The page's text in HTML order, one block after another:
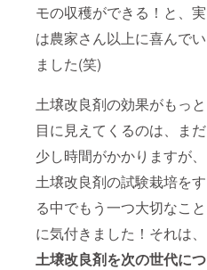
モの収穫ができる！と、実
は農家さん以上に喜んでい
ました(笑)
土壌改良剤の効果がもっと
目に見えてくるのは、まだ
少し時間がかかりますが、
土壌改良剤の試験栽培をす
る中でもう一つ大切なこと
に気付きました！それは、
土壌改良剤を次の世代につ